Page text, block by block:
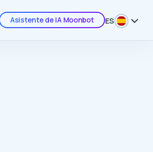
Asistente de IA Moonbot ES